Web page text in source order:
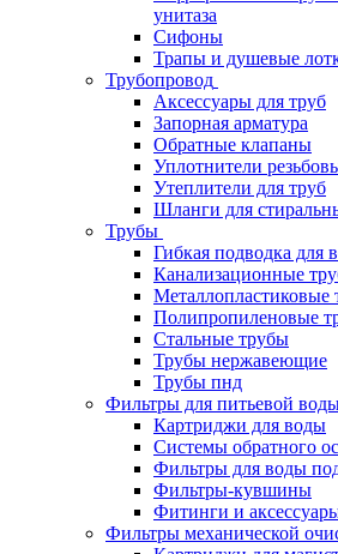
унитаза
Сифоны
Трапы и душевые
Трубопровод
Аксессуары для труб
Запорная арматура
Обратные клапаны
Уплотнители
Утеплители для труб
Шланги для
Трубы
Гибкая подводка для
Канализационные
Металлопластиковые
Полипропиленовые
Стальные трубы
Трубы нержавеющие
Трубы пнд
Фильтры для питьевой
Картриджи для воды
Системы обратного
Фильтры для воды
Фильтры-кувшины
Фитинги и
Фильтры механической